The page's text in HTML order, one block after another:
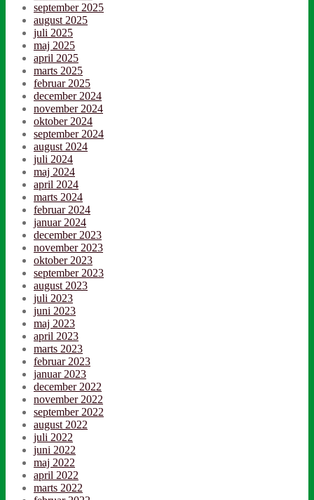
september 2025
august 2025
juli 2025
maj 2025
april 2025
marts 2025
februar 2025
december 2024
november 2024
oktober 2024
september 2024
august 2024
juli 2024
maj 2024
april 2024
marts 2024
februar 2024
januar 2024
december 2023
november 2023
oktober 2023
september 2023
august 2023
juli 2023
juni 2023
maj 2023
april 2023
marts 2023
februar 2023
januar 2023
december 2022
november 2022
september 2022
august 2022
juli 2022
juni 2022
maj 2022
april 2022
marts 2022